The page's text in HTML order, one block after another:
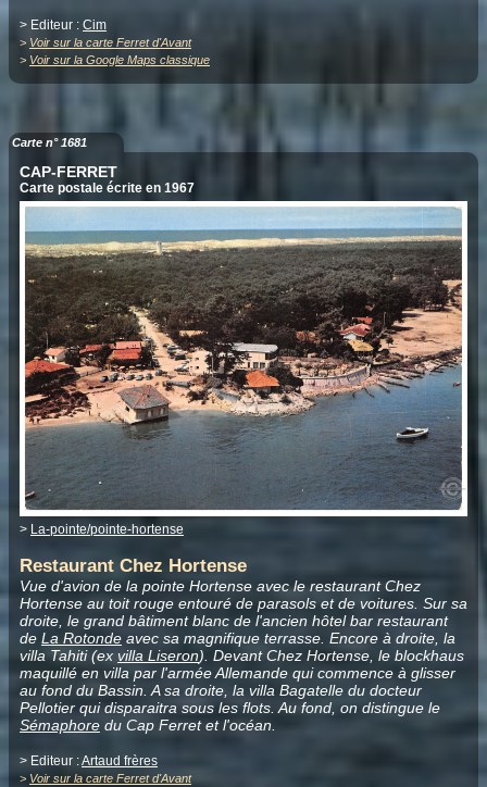
> Editeur : Cim
> Voir sur la carte Ferret d'Avant
> Voir sur la Google Maps classique
Carte n° 1681
CAP-FERRET
Carte postale écrite en 1967
> La-pointe/pointe-hortense
Restaurant Chez Hortense
Vue d'avion de la pointe Hortense avec le restaurant Chez
Hortense au toit rouge entouré de parasols et de voitures. Sur sa
droite, le grand bâtiment blanc de l'ancien hôtel bar restaurant
de La Rotonde avec sa magnifique terrasse. Encore à droite, la
villa Tahiti (ex villa Liseron). Devant Chez Hortense, le blockhaus
maquillé en villa par l'armée Allemande qui commence à glisser
au fond du Bassin. A sa droite, la villa Bagatelle du docteur
Pellotier qui disparaitra sous les flots. Au fond, on distingue le
Sémaphore du Cap Ferret et l'océan.
> Editeur :Artaud frères
> Voir sur la carte Ferret d'Avant